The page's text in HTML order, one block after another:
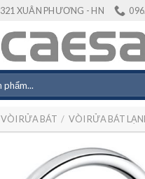
321 XUÂN PHƯƠNG - HN
VÒI RỬA BÁT / VÒI RỬA BÁT